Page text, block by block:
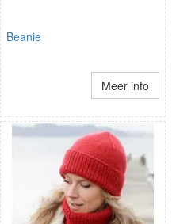
Beanie
Meer info